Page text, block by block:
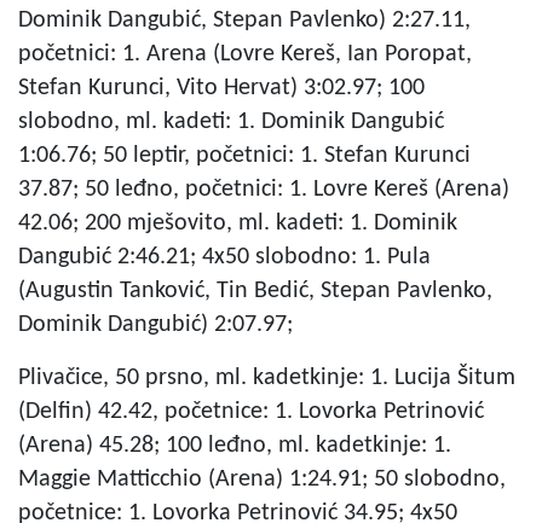
Dominik Dangubić, Stepan Pavlenko) 2:27.11,
početnici: 1. Arena (Lovre Kereš, Ian Poropat,
Stefan Kurunci, Vito Hervat) 3:02.97; 100
slobodno, ml. kadeti: 1. Dominik Dangubić
1:06.76; 50 leptir, početnici: 1. Stefan Kurunci
37.87; 50 leđno, početnici: 1. Lovre Kereš (Arena)
42.06; 200 mješovito, ml. kadeti: 1. Dominik
Dangubić 2:46.21; 4x50 slobodno: 1. Pula
(Augustin Tanković, Tin Bedić, Stepan Pavlenko,
Dominik Dangubić) 2:07.97;
Plivačice, 50 prsno, ml. kadetkinje: 1. Lucija Šitum
(Delfin) 42.42, početnice: 1. Lovorka Petrinović
(Arena) 45.28; 100 leđno, ml. kadetkinje: 1.
Maggie Matticchio (Arena) 1:24.91; 50 slobodno,
početnice: 1. Lovorka Petrinović 34.95; 4x50